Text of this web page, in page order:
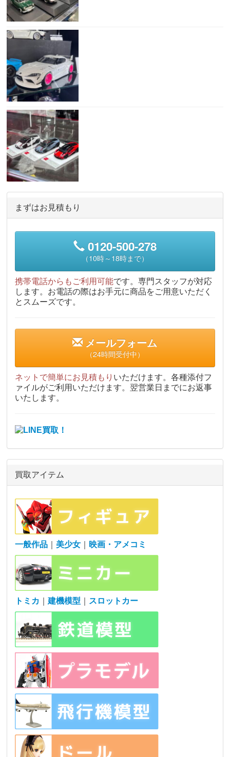
まずはお見積もり
0120-500-278
（10時～18時まで）
携帯電話からもご利用可能です。専門スタッフが対応
します。お電話の際はお手元に商品をご用意いただく
とスムーズです。
メールフォーム
（24時間受付中）
ネットで簡単にお見積もり いただけます。各種添付フ
ァイルがご利用いただけます。翌営業日までにお返事
いたします。
買取アイテム
一般作品 美少女 映画・アメコミ
トミカ ｜建機模型 スロットカー